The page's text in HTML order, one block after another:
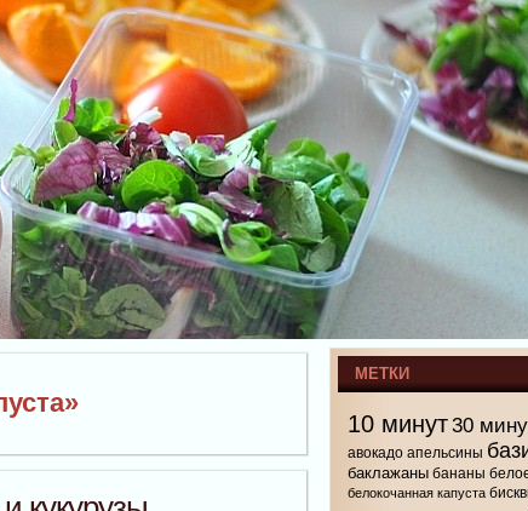
МЕТКИ
10 минут30
авокадо апельсины
баклажаны бананы
белокочанная капуста